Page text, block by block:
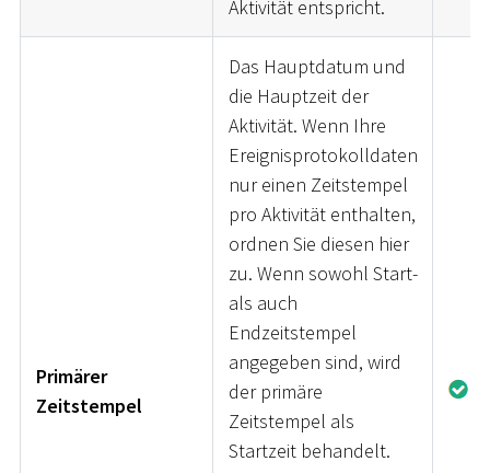
Aktivität entspricht.
Primärer
Zeitstempel
Das Hauptdatum und
die Hauptzeit der
Aktivität. Wenn Ihre
Ereignisprotokolldaten
nur einen Zeitstempel
pro Aktivität enthalten,
ordnen Sie diesen hier
zu. Wenn sowohl Start-
als auch
Endzeitstempel
angegeben sind, wird
der primäre
Zeitstempel als
Startzeit behandelt.